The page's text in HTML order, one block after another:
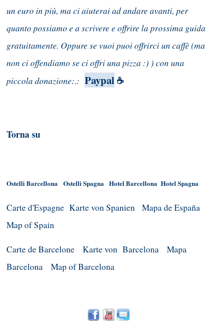
un euro in più, ma ci aiuterai ad andare avanti, per
quanto possiamo e a scrivere e offrire la prossima guida
gratuitamente. Oppure se vuoi puoi offrirci un caffè (ma
non ci offendiamo se ci offri una pizza :) ) con una
piccola donazione:.: Paypal ☕
Torna su
Ostelli Barcellona Ostelli Spagna Hotel Barcellona Hotel Spagna
Carte d'Espagne Karte von Spanien
Mapa de España
Map of Spain
Carte de Barcelone Karte von Barcelona
Mapa
Barcelona
Map of Barcelona